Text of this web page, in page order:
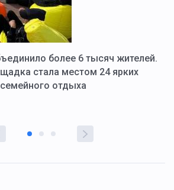
более 6 тысяч жителей.
стала местом 24 ярких
отдыха